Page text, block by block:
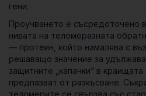
гени.
Проучването е съсредоточено
нивата на теломеразната
— протеин, който намалява с
решаващо значение за
защитните „капачки“ в
предпазват от разкъсване.
теломерите се свързва със